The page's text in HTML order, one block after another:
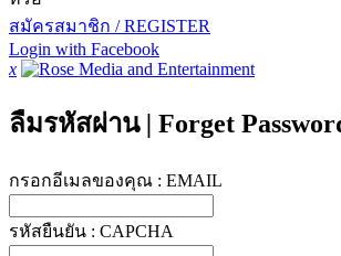
สมัครสมาชิก / REGISTER
Login with Facebook
x
ลืมรหัสผ่าน | Forget
กรอกอีเมลของคุณ : EMAIL
รหัสยืนยัน : CAPCHA